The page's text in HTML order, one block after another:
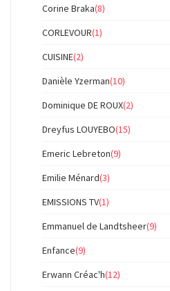
Corine Braka(8)
CORLEVOUR(1)
CUISINE(2)
Danièle Yzerman(10)
Dominique DE ROUX(2)
Dreyfus LOUYEBO(15)
Emeric Lebreton(9)
Emilie Ménard(3)
EMISSIONS TV(1)
Emmanuel de Landtsheer(9)
Enfance(9)
Erwann Créac'h(12)